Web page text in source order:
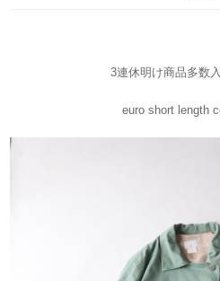
3連休明け商品多数
euro short length